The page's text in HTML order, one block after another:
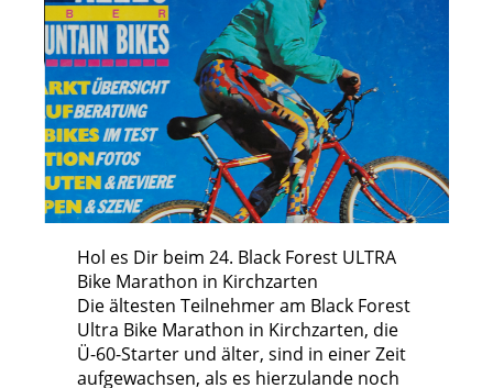
Hol es Dir beim 24. Black Forest ULTRA
Bike Marathon in Kirchzarten
Die ältesten Teilnehmer am Black Forest
Ultra Bike Marathon in Kirchzarten, die
Ü-60-Starter und älter, sind in einer Zeit
aufgewachsen, als es hierzulande noch